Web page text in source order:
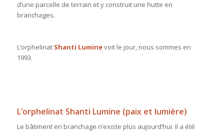
d’une parcelle de terrain et y construit une hutte en
branchages.
L’orphelinat Shanti Luminevoit le jour, nous sommes en
1993.
L’orphelinat Shanti Lumine (paix et lumière)
Le bâtiment en branchage n’existe plus aujourd’hui. Il a été